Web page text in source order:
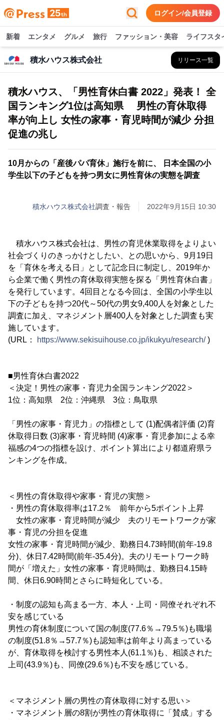
ログイン/会員登録
新着 エンタメ グルメ 旅行 ファッション・美容 ライフスタ
積水ハウス株式会社 リリース一覧
積水ハウス、「男性育休白書 2022」発表！ 全
国ランキング1位は高知県 男性の育休取得
率が向上し 女性の家事・育児時間が減少 分担
促進の兆し
10月からの「産後パパ育休」施行を前に、 日本全国の小
学生以下の子どもを持つ男女に男性育休の実態を調査
積水ハウス株式会社調査・報告 2022年9月15日 10:30
積水ハウス株式会社は、男性の育児休業取得をよりよい
社会づくりのきっかけとしたい、との思いから、9月19日
を「育休を考える日」として記念日に制定し、2019年か
ら企業で働く男性の育休取得実態を探る「男性育休白書」
を発行しています。4回目となる今回は、全国の小学生以
下の子どもを持つ20代～50代の男女9,400人を対象とした
調査に加え、マネジメント層400人を対象とした調査も実
施しています。
(URL：
https://www.sekisuihouse.co.jp/ikukyu/research/)
■男性育休白書2022
＜決定！男性の家事・育児力全国ランキング2022＞
1位：高知県 2位：沖縄県 3位：鳥取県
「男性の家事・育児力」の指標として (1)配偶者評価 (2)育
休取得日数 (3)家事・育児時間 (4)家事・育児参加による幸
福感の4つの指標を設け、ポイント算出により都道府県ラ
ンキングを作成。
＜男性の育休取得や家事・育児の実態＞
・男性の育休取得率は17.2％ 前年から5ポイント上昇
女性の家事・育児時間が減少 夫のリモートワークが家
事・育児の分担を促進
女性の家事・育児時間が減少、勤務日4.73時間(前年-19.8
分)、休日7.42時間(前年-35.4分)。夫のリモートワーク時
間が「増えた」女性の家事・育児時間は、勤務日4.15時
間、休日6.90時間とさらに時短化している。
・制度の認知も高まる一方、本人・上司・同僚それぞれ不
安を感じている
男性の育休制度について国の制度(77.6％→79.5％)も職場
の制度(51.8％→57.7％)も認知率は前年より高まっている
が、育休取得を検討する男性本人(61.1％)も、相談された
上司(43.9％)も、同僚(29.6％)も不安を感じている。
＜マネジメント層の男性の育休取得に対する思い＞
・マネジメント層の8割が男性の育休取得に「賛成」する